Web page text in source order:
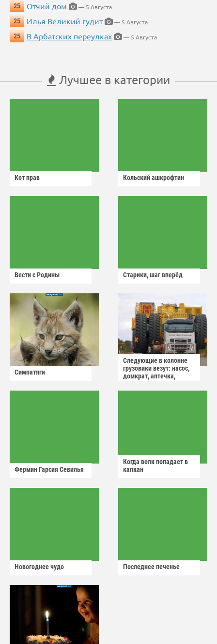
25
Отчий дом
— 5 Августа
25
Илья Великий гудит
— 5 Августа
25
В Арбатских переулках — 5 Августа
Лучшее в категории
Кот прав Кольский ашкрофтин
Вести с Родины Старики, шаг вперёд
Симпатяги
Следующие в колонне
грузовики везут: насос,
домкрат, аптечка,
Фермин Гарсия Севилья
Когда волк попадает в
капкан
Новогоднее чудо Последнее печенье